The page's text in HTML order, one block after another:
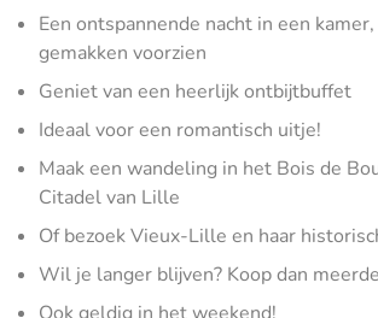
Een ontspannende nacht in een
gemakken voorzien
Geniet van een heerlijk ontbijtbuffet
Ideaal voor een romantisch uitje!
Maak een wandeling in het Bois de
Citadel van Lille
Of bezoek Vieux-Lille en haar
Wil je langer blijven? Koop dan